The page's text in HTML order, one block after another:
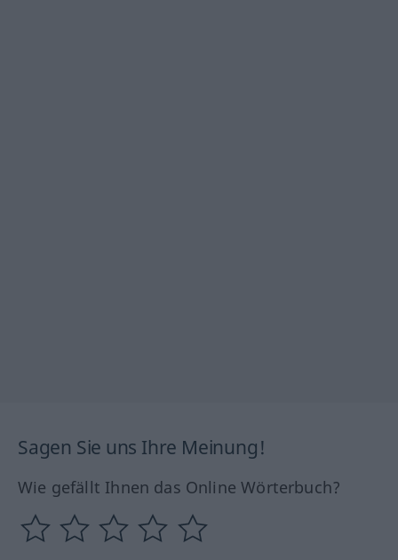
Sagen Sie uns Ihre Meinung!
Wie gefällt Ihnen das Online Wörterbuch?